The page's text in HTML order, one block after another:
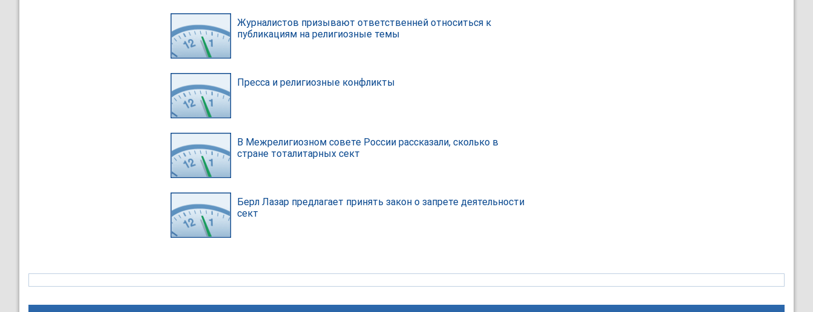
Журналистов призывают ответственней относиться к
публикациям на религиозные темы
Пресса и религиозные конфликты
В Межрелигиозном совете России рассказали, сколько в
стране тоталитарных сект
Берл Лазар предлагает принять закон о запрете деятельности
сект